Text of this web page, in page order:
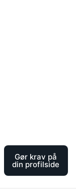
Gør krav på
din profilside